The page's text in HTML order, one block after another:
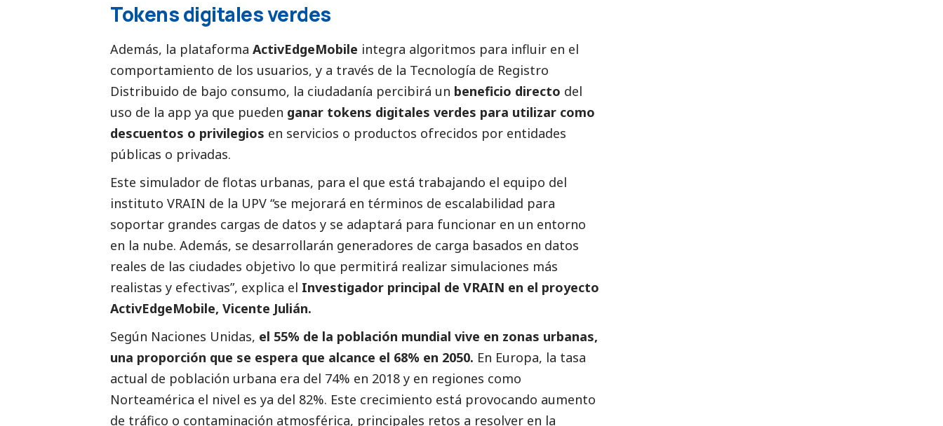
Tokens digitales verdes
Además, la plataforma ActivEdgeMobile integra algoritmos para influir en el
comportamiento de los usuarios, y a través de la Tecnología de Registro
Distribuido de bajo consumo, la ciudadanía percibirá un beneficio directo del
uso de la app ya que pueden ganar tokens digitales verdes para utilizar como
descuentos o privilegios en servicios o productos ofrecidos por entidades
públicas o privadas.
Este simulador de flotas urbanas, para el que está trabajando el equipo del
instituto VRAIN de la UPV “se mejorará en términos de escalabilidad para
soportar grandes cargas de datos y se adaptará para funcionar en un entorno
en la nube. Además, se desarrollarán generadores de carga basados en datos
reales de las ciudades objetivo lo que permitirá realizar simulaciones más
realistas y efectivas”, explica el Investigador principal de VRAIN en el proyecto
ActivEdgeMobile, Vicente Julián.
Según Naciones Unidas, el 55% de la población mundial vive en zonas urbanas,
una proporción que se espera que alcance el 68% en 2050. En Europa, la tasa
actual de población urbana era del 74% en 2018 y en regiones como
Norteamérica el nivel es ya del 82%. Este crecimiento está provocando aumento
de tráfico o contaminación atmosférica, principales retos a resolver en la